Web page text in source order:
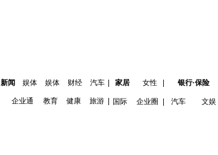
新闻 娱体 娱体 财经 汽车 家居 女性 银行·保险
企业通 教育 健康 旅游 国际 企业圈 汽车 文娱